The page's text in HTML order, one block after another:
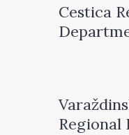
Cestica
Regional